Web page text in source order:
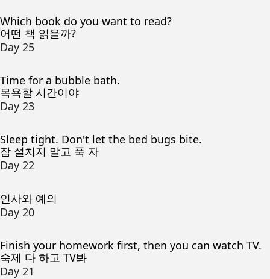
Which book do you want to read?
어떤 책 읽을까?
Day 25
Time for a bubble bath.
목욕할 시간이야
Day 23
Sleep tight. Don't let the bed bugs bite.
잠 설치지 말고 푹 자
Day 22
인사와 예의
Day 20
Finish your homework first, then you can watch TV.
숙제 다 하고 TV봐
Day 21